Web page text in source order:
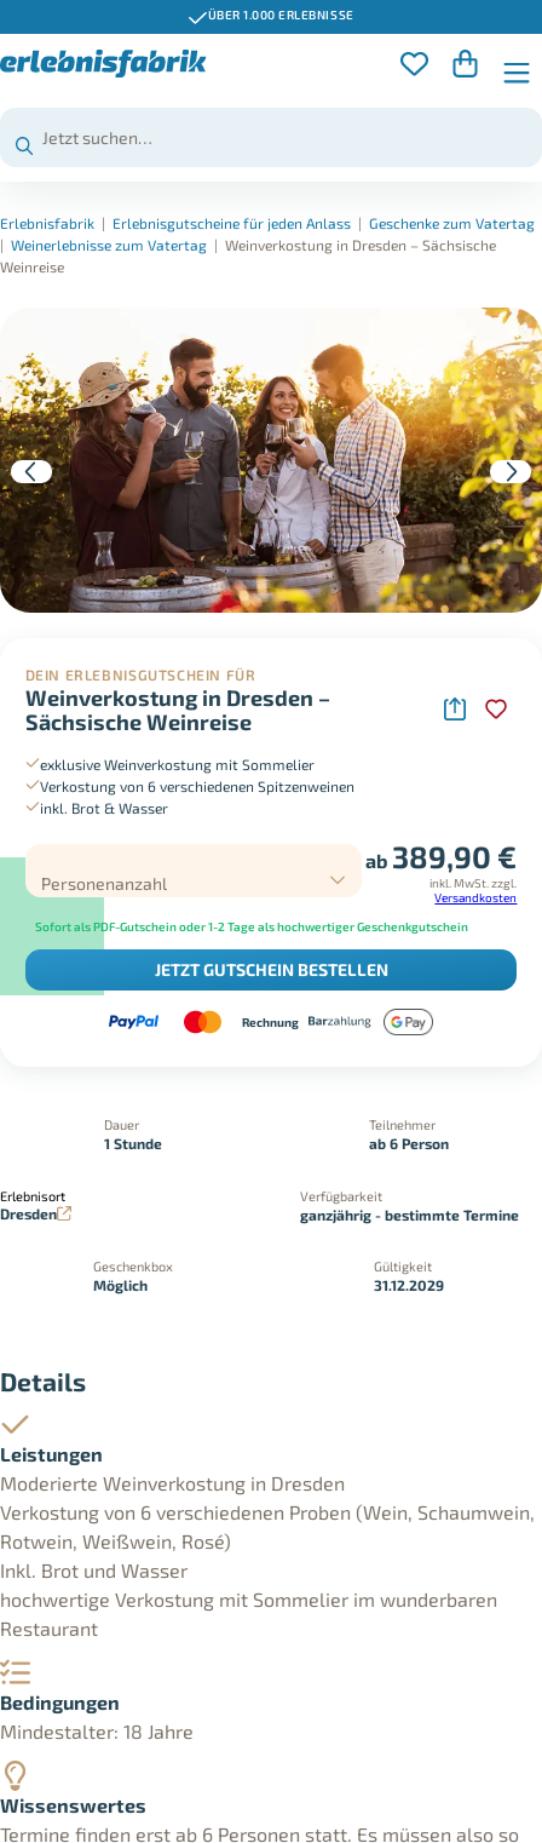
ÜBER 1.000 ERLEBNISSE
Erlebnisfabrik | Erlebnisgutscheine für jeden Anlass | Geschenke zum Vatertag
| Weinerlebnisse zum Vatertag | Weinverkostung in Dresden – Sächsische
Weinreise
DEIN ERLEBNISGUTSCHEIN FÜR
Weinverkostung in Dresden –
Sächsische Weinreise
exklusive Weinverkostung mit Sommelier
Verkostung von 6 verschiedenen Spitzenweinen
inkl. Brot & Wasser
Personenanzahl
ab 389,90 €
inkl. MwSt. zzgl.
Versandkosten
Sofort als PDF-Gutschein oder 1-2 Tage als hochwertiger Geschenkgutschein
JETZT GUTSCHEIN BESTELLEN
Rechnung
Dauer
1 Stunde
Teilnehmer
ab 6 Person
Erlebnisort
Dresden
Verfügbarkeit
ganzjährig - bestimmte Termine
Geschenkbox
Möglich
Gültigkeit
31.12.2029
Details
Leistungen
Moderierte Weinverkostung in Dresden
Verkostung von 6 verschiedenen Proben (Wein, Schaumwein,
Rotwein, Weißwein, Rosé)
Inkl. Brot und Wasser
hochwertige Verkostung mit Sommelier im wunderbaren
Restaurant
Bedingungen
Mindestalter: 18 Jahre
Wissenswertes
Termine finden erst ab 6 Personen statt. Es müssen also so